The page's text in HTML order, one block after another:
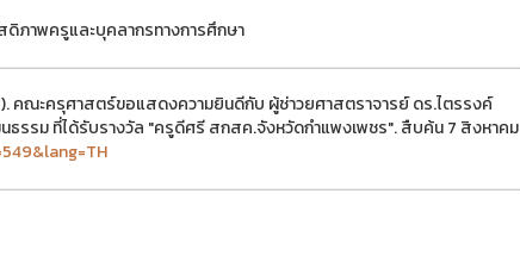
ภาพครูและบุคลากรทางการศึกษา
คณะครุศาสตร์ขอแสดงความยินดีกับ ผู้ช่าวยศาสตราจารย์ ดร.ไตรรงค์
รม ที่ได้รับรางวัล "ครูดีศรี สกสค.จังหวัดกำแพงเพชร". สืบค้น 7 สิงหาคม